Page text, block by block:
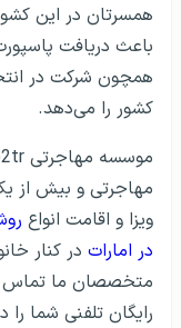
همسرتان در این
باعث دریافت
همچون شرکت در
کشور را می‌دهد.
مهاجرتی و بیش از
ویزا و اقامت انواع
در امارات در کنار
متخصصان ما تماس
رایگان تلفنی شما